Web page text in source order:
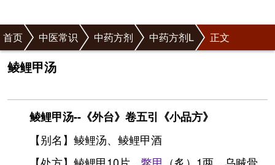
首页 中医常识 中药方剂 中药方剂L 正文
鲮鲤甲汤
鲮鲤甲汤--《外台》卷五引《小品方》
【别名】鲮鲤汤、鲮鲤甲酒